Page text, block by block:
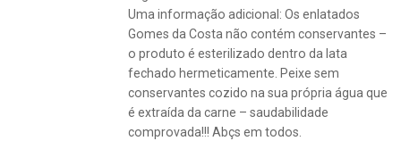
Uma informação adicional: Os enlatados
Gomes da Costa não contém conservantes –
o produto é esterilizado dentro da lata
fechado hermeticamente. Peixe sem
conservantes cozido na sua própria água que
é extraída da carne – saudabilidade
comprovada!!! Abçs em todos.